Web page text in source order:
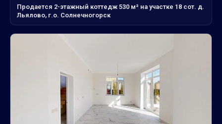
Продается 2-этажный коттедж 530 м² на участке 18 сот. д.
Льялово, г.о. Солнечногорск